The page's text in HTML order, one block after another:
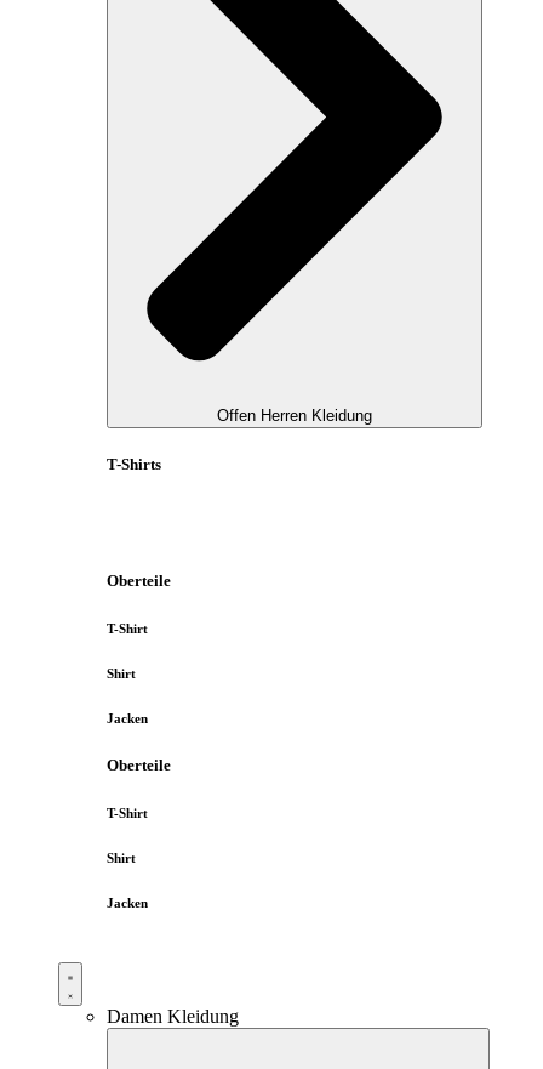
Offen Herren Kleidung
T-Shirts
Oberteile
T-Shirt
Shirt
Jacken
Oberteile
T-Shirt
Shirt
Jacken
Damen Kleidung